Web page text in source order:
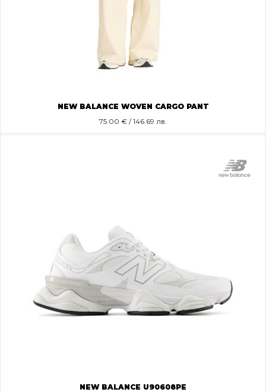
NEW BALANCE WOVEN CARGO PANT
75.00 € / 146.69 лв.
NEW BALANCE U90608PE